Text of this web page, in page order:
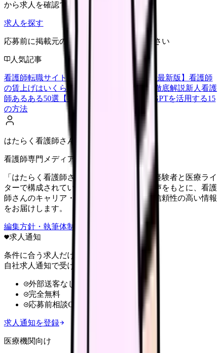
から求人を確認できます。
求人を探す
応募前に掲載元の最新情報を確認してください
人気記事
看護師転職サイトランキングTOP5【2026年最新版】 看護師
の賃上げはいくら？2026年度の最新情報を徹底解説新人看護
師あるある50選【共感必至】
看護師がChatGPTを活用する15
の方法
はたらく看護師さん編集部
看護師専門メディア
「はたらく看護師さん」編集部は、看護師経験者と医療ライ
ターで構成されています。現場のリアルな声をもとに、看護
師さんのキャリア・転職・働き方に関する信頼性の高い情報
をお届けします。
編集方針・執筆体制・監修体制を見る
求人通知
条件に合う求人だけ
自社求人通知で受け取る
外部送客なし
完全無料
応募前相談OK
求人通知を登録
医療機関向け